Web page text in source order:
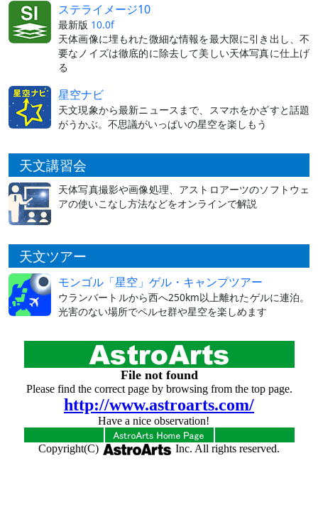
ステライメージ10
最新版 10.0f
天体画像に埋もれた微細な情報を最大限に引き出し、不
要なノイズは徹底的に除去して美しい天体写真に仕上げ
る
星空ナビ
天文現象から最新ニュースまで、スマホをかざすと話題
がうかぶ。不思議がいっぱいの星空を楽しもう
天文講習会
天体写真撮影や画像処理、アストロアーツのソフトウェ
アの使いこなし方法などをオンラインで解説
天文ツアー
モンゴル「星空」ゲル・キャンプツアー
ウランバートルから西へ250km以上離れたゲルに連泊。
光害のない場所でペルセ群や星空を楽しめます